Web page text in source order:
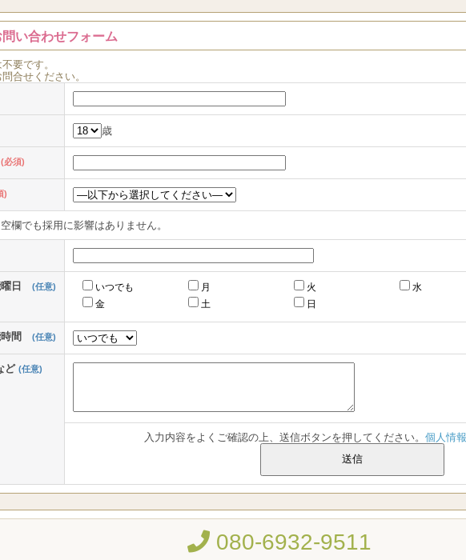
い合わせフォーム
不要です。
合せください。
歳
(必須)
)
欄でも採用に影響はありません。
曜日 (任意) いつでも 月 火
水
金
土 日
時間 (任意)
ど (任意)
入力内容をよくご確認の上、送信ボタンを押してください。 個人情
080-6932-9511